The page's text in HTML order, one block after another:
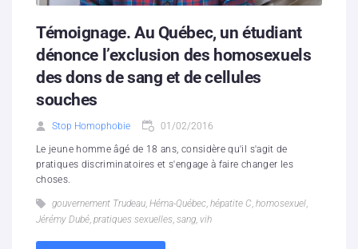
Témoignage. Au Québec, un étudiant
dénonce l’exclusion des homosexuels
des dons de sang et de cellules
souches
Stop Homophobie 01/02/2016
Le jeune homme âgé de 18 ans, considère qu'il s'agit de
pratiques discriminatoires et s'engage à faire changer les
choses.
gouvernement Trudeau, Héma-Québec, hépatite C, homosexuel,
Jérémy Dubé, pratiques sexuelles, sang, vih